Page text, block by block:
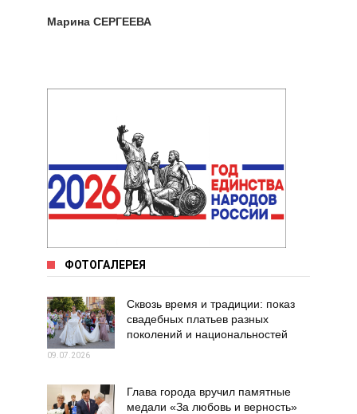
Марина СЕРГЕЕВА
ФОТОГАЛЕРЕЯ
Сквозь время и традиции: показ
свадебных платьев разных
поколений и национальностей
09.07.2026
Глава города вручил памятные
медали «За любовь и верность»